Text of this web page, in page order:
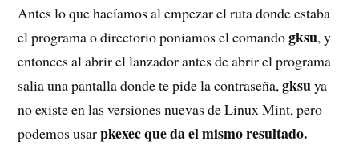
Antes lo que hacíamos al empezar el ruta donde estaba
el programa o directorio poniamos el comandogksu, y
entonces al abrir el lanzador antes de abrir el programa
salia una pantalla donde te pide la contraseña,gksuya
no existe en las versiones nuevas de Linux Mint, pero
podemos usarpkexec que da el mismo resultado.